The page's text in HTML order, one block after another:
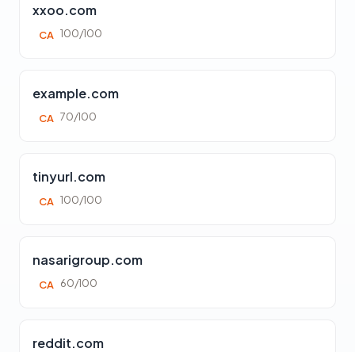
xxoo.com
CA 100/100
example.com
CA 70/100
tinyurl.com
CA 100/100
nasarigroup.com
CA 60/100
reddit.com